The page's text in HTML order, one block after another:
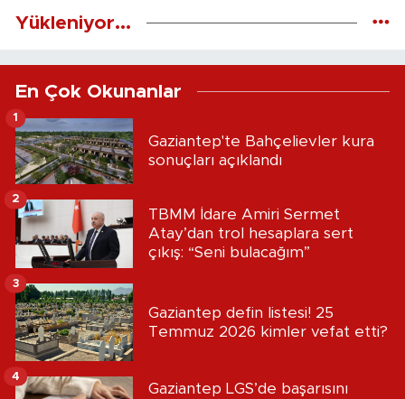
Yükleniyor...
En Çok Okunanlar
Gaziantep'te Bahçelievler kura
sonuçları açıklandı
1
TBMM İdare Amiri Sermet
Atay’dan trol hesaplara sert
çıkış: “Seni bulacağım”
2
Gaziantep defin listesi! 25
Temmuz 2026 kimler vefat etti?
3
Gaziantep LGS’de başarısını
4